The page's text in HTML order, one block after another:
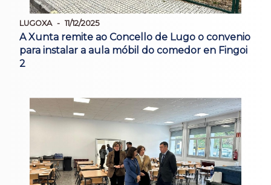
LUGOXA 11/12/2025
A Xunta remite ao Concello de Lugo o convenio
para instalar a aula móbil do comedor en Fingoi
2